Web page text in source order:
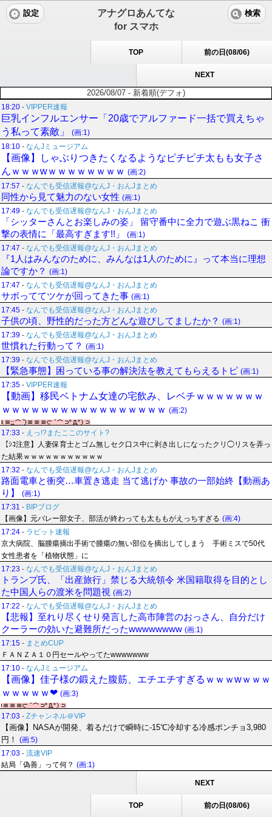
アナグロあんてな
for スマホ
設定 検索
TOP 前の日(08/06)
NEXT
2026/08/07 - 新着順(デフォ)
18:20 - VIPPER速報
巨乳インフルエンサー「20歳でアルファード一括で買えちゃ
う私って素敵」
(画:1)
18:10 - なんJミュージアム
【画像】しゃぶりつきたくなるようなピチピチ太もも女子さ
んｗｗｗwｗｗｗｗｗｗｗｗ (画:2)
17:57 - なんでも受信遅報@なんJ・おんJまとめ
同性から見て魅力のない女性 (画:1)
17:49 - なんでも受信遅報@なんJ・おんJまとめ
「シッターさんとお楽しみの姿」 留守番中に全力で遊ぶ黒ねこ 衝
撃の表情に「最高すぎます!!」
(画:1)
17:47 - なんでも受信遅報@なんJ・おんJまとめ
『1人はみんなのために、みんなは1人のために』って本当に理想
論ですか？ (画:1)
17:47 - なんでも受信遅報@なんJ・おんJまとめ
サボっててツケが回ってきた事 (画:1)
17:45 - なんでも受信遅報@なんJ・おんJまとめ
子供の頃、野性的だった方どんな遊びしてましたか？ (画:1)
17:39 - なんでも受信遅報@なんJ・おんJまとめ
世慣れた行動って？ (画:1)
17:39 - なんでも受信遅報@なんJ・おんJまとめ
【緊急事態】困っている事の解決法を教えてもらえるトピ (画:1)
17:35 - VIPPER速報
【動画】移民ベトナム女達の宅飲み、レベチｗｗｗｗｗｗｗ
ｗｗｗｗｗｗｗｗｗｗｗｗｗｗｗｗｗ (画:2)
17:33 - えっ!?またここのサイト?
【ｼｺ注意】人妻保育士とゴム無しセク口ス中に剥き出しになったクリ◯リスを弄っ
た結果ｗｗｗｗｗｗｗｗｗｗｗ
17:32 - なんでも受信遅報@なんJ・おんJまとめ
路面電車と衝突…車置き逃走 当て逃げか 事故の一部始終【動画あ
り】
(画:1)
17:31 - BIPブログ
【画像】元バレー部女子、部活が終わっても太ももがえっちすぎる (画:4)
17:24 - ラビット速報
京大病院、脳腫瘍摘出手術で腫瘍の無い部位を摘出してしまう 手術ミスで50代
女性患者を「植物状態」に
17:23 - なんでも受信遅報@なんJ・おんJまとめ
トランプ氏、「出産旅行」禁じる大統領令 米国籍取得を目的とし
た中国人らの渡米を問題視 (画:2)
17:22 - なんでも受信遅報@なんJ・おんJまとめ
【悲報】至れり尽くせり発言した高市陣営のおっさん、自分だけ
クーラーの効いた避難所だったwwwwwwww (画:1)
17:15 - まとめCUP
ＦＡＮＺＡ１０円セールやってたwwwwwww
17:10 - なんJミュージアム
【画像】佳子様の鍛えた腹筋、エチエチすぎるｗｗｗwｗｗｗ
ｗｗｗｗｗ❤ (画:3)
17:03 - Zチャンネル＠VIP
【画像】NASAが開発、着るだけで瞬時に-15℃冷却する冷感ポンチョ3,980
円！
(画:5)
17:03 - 流速VIP
結局「偽善」って何？ (画:1)
NEXT
TOP 前の日(08/06)